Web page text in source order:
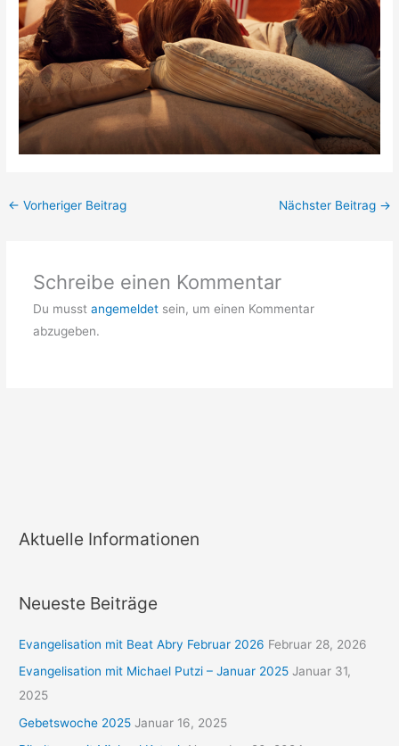
← Vorheriger Beitrag Nächster Beitrag →
Schreibe einen Kommentar
Du musst angemeldetsein, um einen Kommentar
abzugeben.
Aktuelle Informationen
Neueste Beiträge
Evangelisation mit Beat Abry Februar 2026 Februar 28, 2026
Evangelisation mit Michael Putzi – Januar 2025 Januar 31,
2025
Gebetswoche 2025 Januar 16, 2025